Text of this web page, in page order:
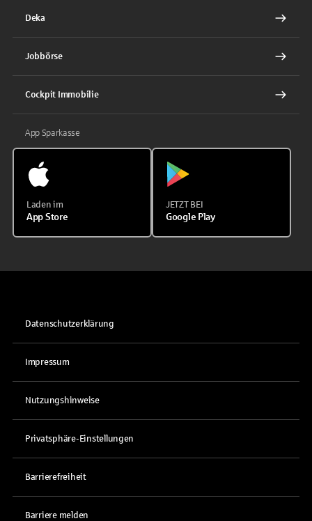
Deka
Jobbörse
Cockpit Immobilie
App Sparkasse
Laden im
App Store
JETZT BEI
Google Play
Datenschutzerklärung
Impressum
Nutzungshinweise
Privatsphäre-Einstellungen
Barrierefreiheit
Barriere melden